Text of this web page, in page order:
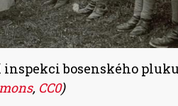
inspekci bosenského
, CC0)